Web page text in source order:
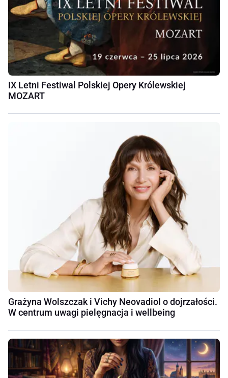
IX Letni Festiwal Polskiej Opery Królewskiej
MOZART
Grażyna Wolszczak i Vichy Neovadiol o dojrzałości.
W centrum uwagi pielęgnacja i wellbeing